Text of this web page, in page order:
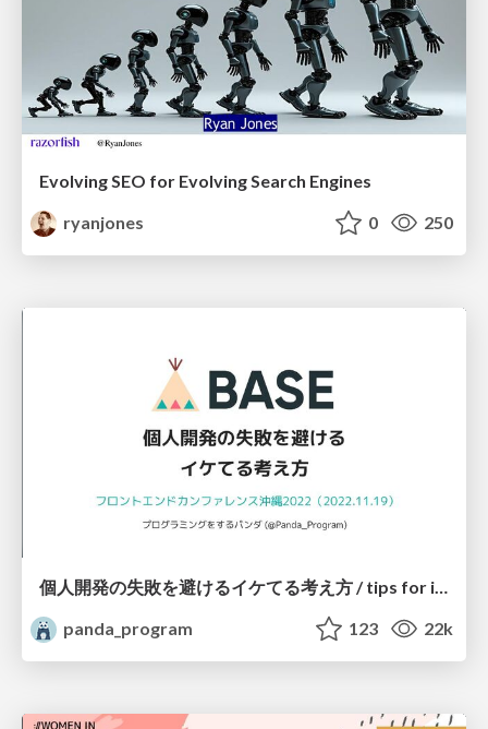
Evolving SEO for Evolving Search Engines
ryanjones
0 250
個人開発の失敗を避けるイケてる考え方 / tips for indie hackers
panda_program
123 22k